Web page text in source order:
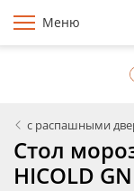
Меню
с распашными
Стол
HICOLD